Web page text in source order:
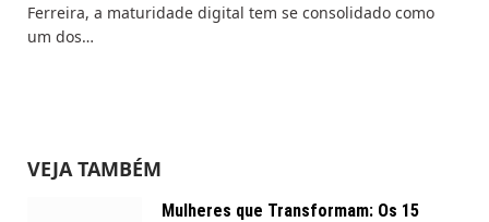
Ferreira, a maturidade digital tem se consolidado como
um dos…
VEJA TAMBÉM
Mulheres que Transformam: Os 15